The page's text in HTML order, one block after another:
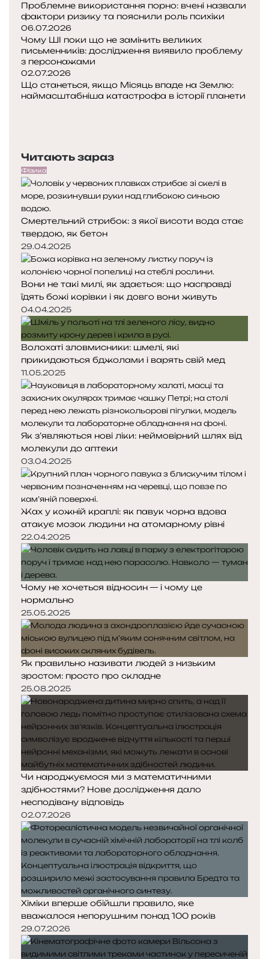
а
м
і
ж
о
н
ф
о
м
і
а
б
’
ю
з
о
м
Проблемне використання порно: вчені назвали
фактори ризику та пояснили роль психіки
06.07.2026
Чому ШІ поки що не замінить великих
письменників: дослідження виявило проблему
з персонажами
02.07.2026
Що станеться, якщо Місяць впаде на Землю:
наймасштабніша катастрофа в історії планети
р
е
д
н
я
с
т
о
р
і
н
к
а
т
у
п
н
а
с
т
о
р
і
н
к
а
Читають зараз
Фізика
Смертельний стрибок: з якої висоти вода стає
твердою, як бетон
29.04.2025
Вони не такі милі, як здається: що насправді
їдять божі корівки і як довго вони живуть
04.04.2025
Волохаті зловмисники: шмелі, які
прикидаються бджолами і варять свій мед
11.05.2025
Як з’являються нові ліки: неймовірний шлях від
молекули до аптеки
03.04.2025
Жах у кожній краплі: як павук чорна вдова
атакує мозок людини на атомарному рівні
22.04.2025
Чому не хочеться відносин — і чому це
нормально
25.05.2025
Як правильно називати людей з низьким
зростом: просто про складне
25.08.2025
Чи народжуємося ми з математичними
здібностями? Нове дослідження дало
несподівану відповідь
02.07.2026
Хіміки вперше обійшли правило, яке
вважалося непорушним понад 100 років
29.07.2026